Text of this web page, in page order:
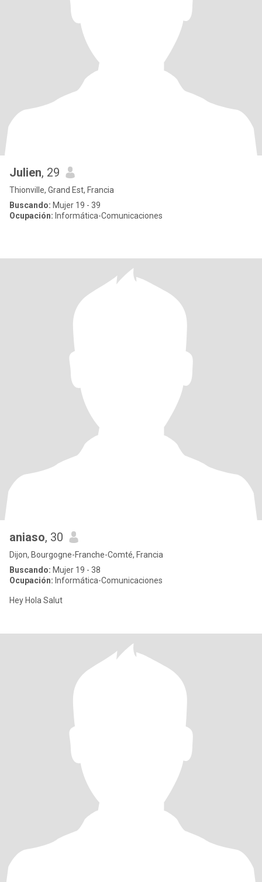
Julien, 29
Thionville, Grand Est, Francia
Buscando: Mujer 19 - 39
Ocupación: Informática-Comunicaciones
aniaso, 30
Dijon, Bourgogne-Franche-Comté, Francia
Buscando: Mujer 19 - 38
Ocupación: Informática-Comunicaciones
Hey Hola Salut